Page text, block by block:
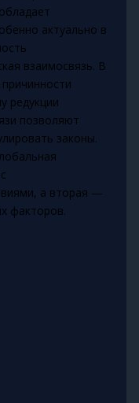
актуально в
взаимосвязь. В
редукции
позволяют
законы.
а вторая —
факторов.